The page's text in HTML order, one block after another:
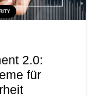
2.0:
für